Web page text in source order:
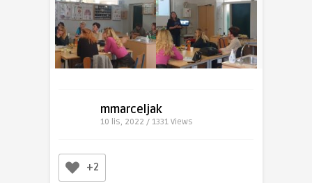
mmarceljak
10 lis, 2022 / 1331 Views
+2